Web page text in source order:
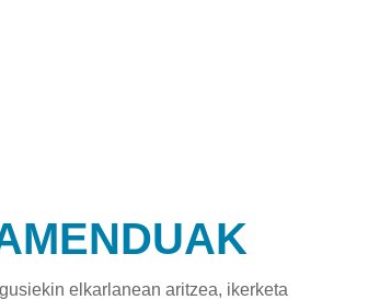
elkarlanean aritzea, ikerketa